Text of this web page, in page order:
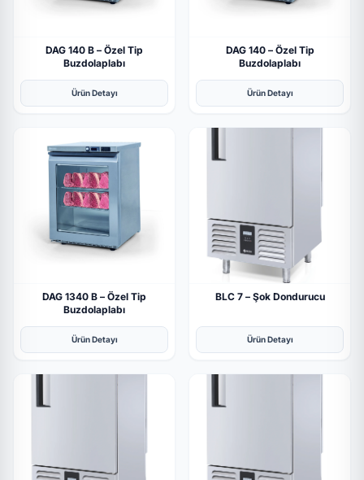
DAG 140 B – Özel Tip
Buzdolaplabı
Ürün Detayı
DAG 140 – Özel Tip
Buzdolaplabı
Ürün Detayı
DAG 1340 B – Özel Tip
Buzdolaplabı
Ürün Detayı
BLC 7 – Şok Dondurucu
Ürün Detayı